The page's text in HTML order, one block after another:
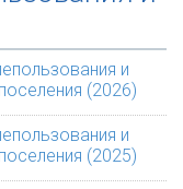
и
(2026)
и
(2025)